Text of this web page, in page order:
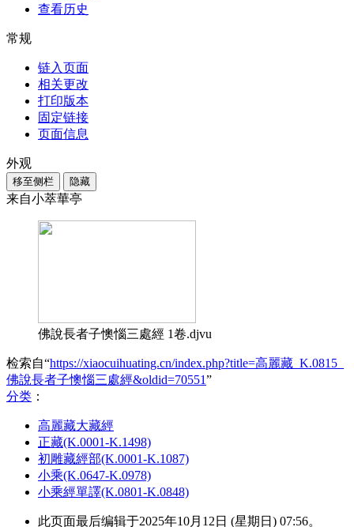
查看历史
常规
链入页面
相关更改
打印版本
固定链接
页面信息
外观
移至侧栏 隐藏
来自小萃華亭
佛說長者子懊惱三處經 1卷.djvu
检索自“https://xiaocuihuating.cn/index.php?title=高麗藏_K.0815_
佛說長者子懊惱三處經&oldid=70551”
分类 ：​
高麗藏大藏經
正藏(K.0001-K.1498)
初雕藏經部(K.0001-K.1087)
小乘(K.0647-K.0978)
小乘經單譯(K.0801-K.0848)
此页面最后编辑于2025年10月12日 (星期日) 07:56。